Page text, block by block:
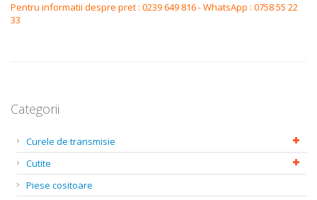
Pentru informatii despre pret : 0239 649 816 - WhatsApp : 0758 55 22
33
Categorii
Curele de transmisie
Cutite
Piese cositoare